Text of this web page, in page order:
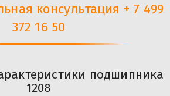
консультация + 7 499
372 16 50
подшипника
1208